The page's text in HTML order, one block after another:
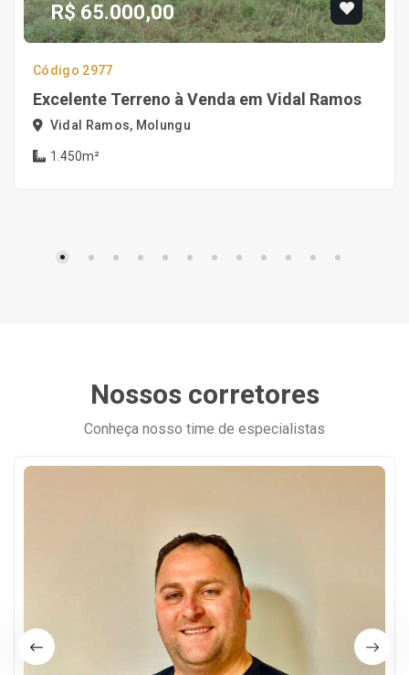
R$ 65.000,00
Código 2977
Excelente Terreno à Venda em Vidal Ramos
Vidal Ramos, Molungu
1.450m²
Nossos corretores
Conheça nosso time de especialistas